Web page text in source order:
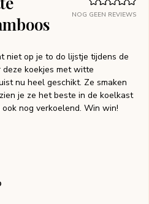
NOG GEEN REVIEWS
niet op je to do lijstje tijdens de
deze koekjes met witte
nu heel geschikt. Ze smaken
je ze het beste in de koelkast
nog verkoelend. Win win!